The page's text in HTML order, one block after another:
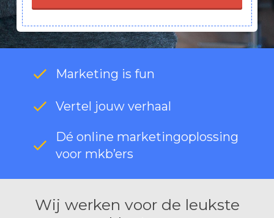
Marketing is fun
Vertel jouw verhaal
Dé online marketingoplossing
voor mkb’ers
Wij werken voor de leukste